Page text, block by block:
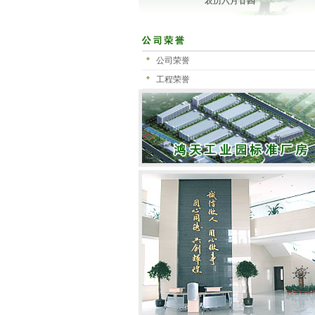
公司荣誉
工程荣誉